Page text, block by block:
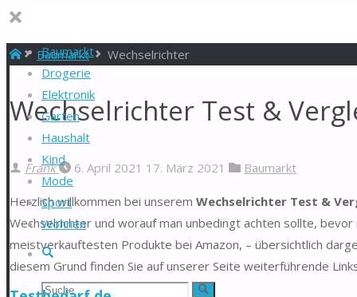
Baumarkt
Drogerie
Elektronik
Garten
Haushalt
Kind
Mode
Sport
Wohnen
Suche
Suchen Suche
StartBaumarkt Wechselrichter
Wechselrichter Test &
Frank 6. April 2021 17. März 2021 Baumarkt
Herzlich willkommen bei unserem Wechselrichter Test &
Wechselrichter und worauf man unbedingt achten sollte,
meistverkauftesten Produkte bei Amazon, – übersichtlich
diesem Grund finden Sie auf unserer Seite weiterführende